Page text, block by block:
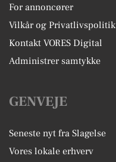
For annoncører
Vilkår og Privatlivspolitik
Kontakt VORES Digital
Administrer samtykke
GENVEJE
Seneste nyt fra Slagelse
Vores lokale erhverv